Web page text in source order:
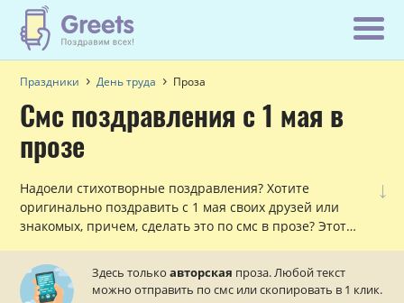
Праздники День труда Проза
Смс поздравления с 1 мая в
прозе
↓
Надоели стихотворные поздравления? Хотите
оригинально поздравить с 1 мая своих друзей или
знакомых, причем, сделать это по смс в прозе? Этот
Здесь толькоавторская проза. Любой текст
можно отправить по смс или скопировать в 1 клик.